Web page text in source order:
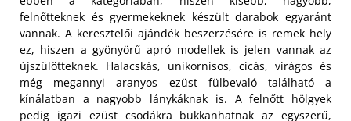
felnőtteknek és gyermekeknek készült darabok egyaránt
vannak. A keresztelői ajándék beszerzésére is remek hely
ez, hiszen a gyönyörű apró modellek is jelen vannak az
újszülötteknek. Halacskás, unikornisos, cicás, virágos és
még megannyi aranyos ezüst fülbevaló található a
kínálatban a nagyobb lánykáknak is. A felnőtt hölgyek
pedig igazi ezüst csodákra bukkanhatnak az egyszerű,